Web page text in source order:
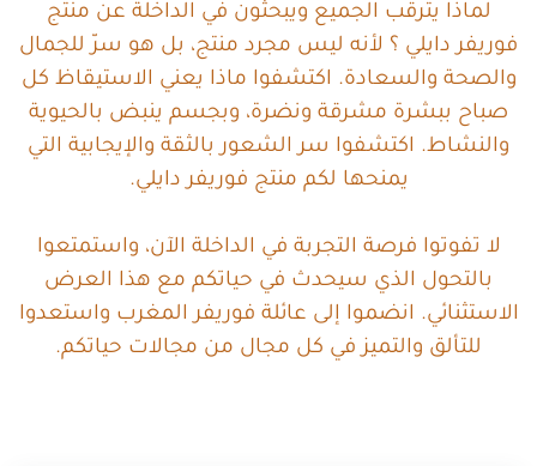
لماذا يترقب الجميع ويبحثون في الداخلة عن منتج
فوريفر دايلي ؟ لأنه ليس مجرد منتج، بل هو سرّ للجمال
والصحة والسعادة. اكتشفوا ماذا يعني الاستيقاظ كل
صباح ببشرة مشرقة ونضرة، وبجسم ينبض بالحيوية
والنشاط. اكتشفوا سر الشعور بالثقة والإيجابية التي
يمنحها لكم منتج فوريفر دايلي.
لا تفوتوا فرصة التجربة في الداخلة الآن، واستمتعوا
بالتحول الذي سيحدث في حياتكم مع هذا العرض
الاستثنائي. انضموا إلى عائلة فوريفر المغرب واستعدوا
للتألق والتميز في كل مجال من مجالات حياتكم.